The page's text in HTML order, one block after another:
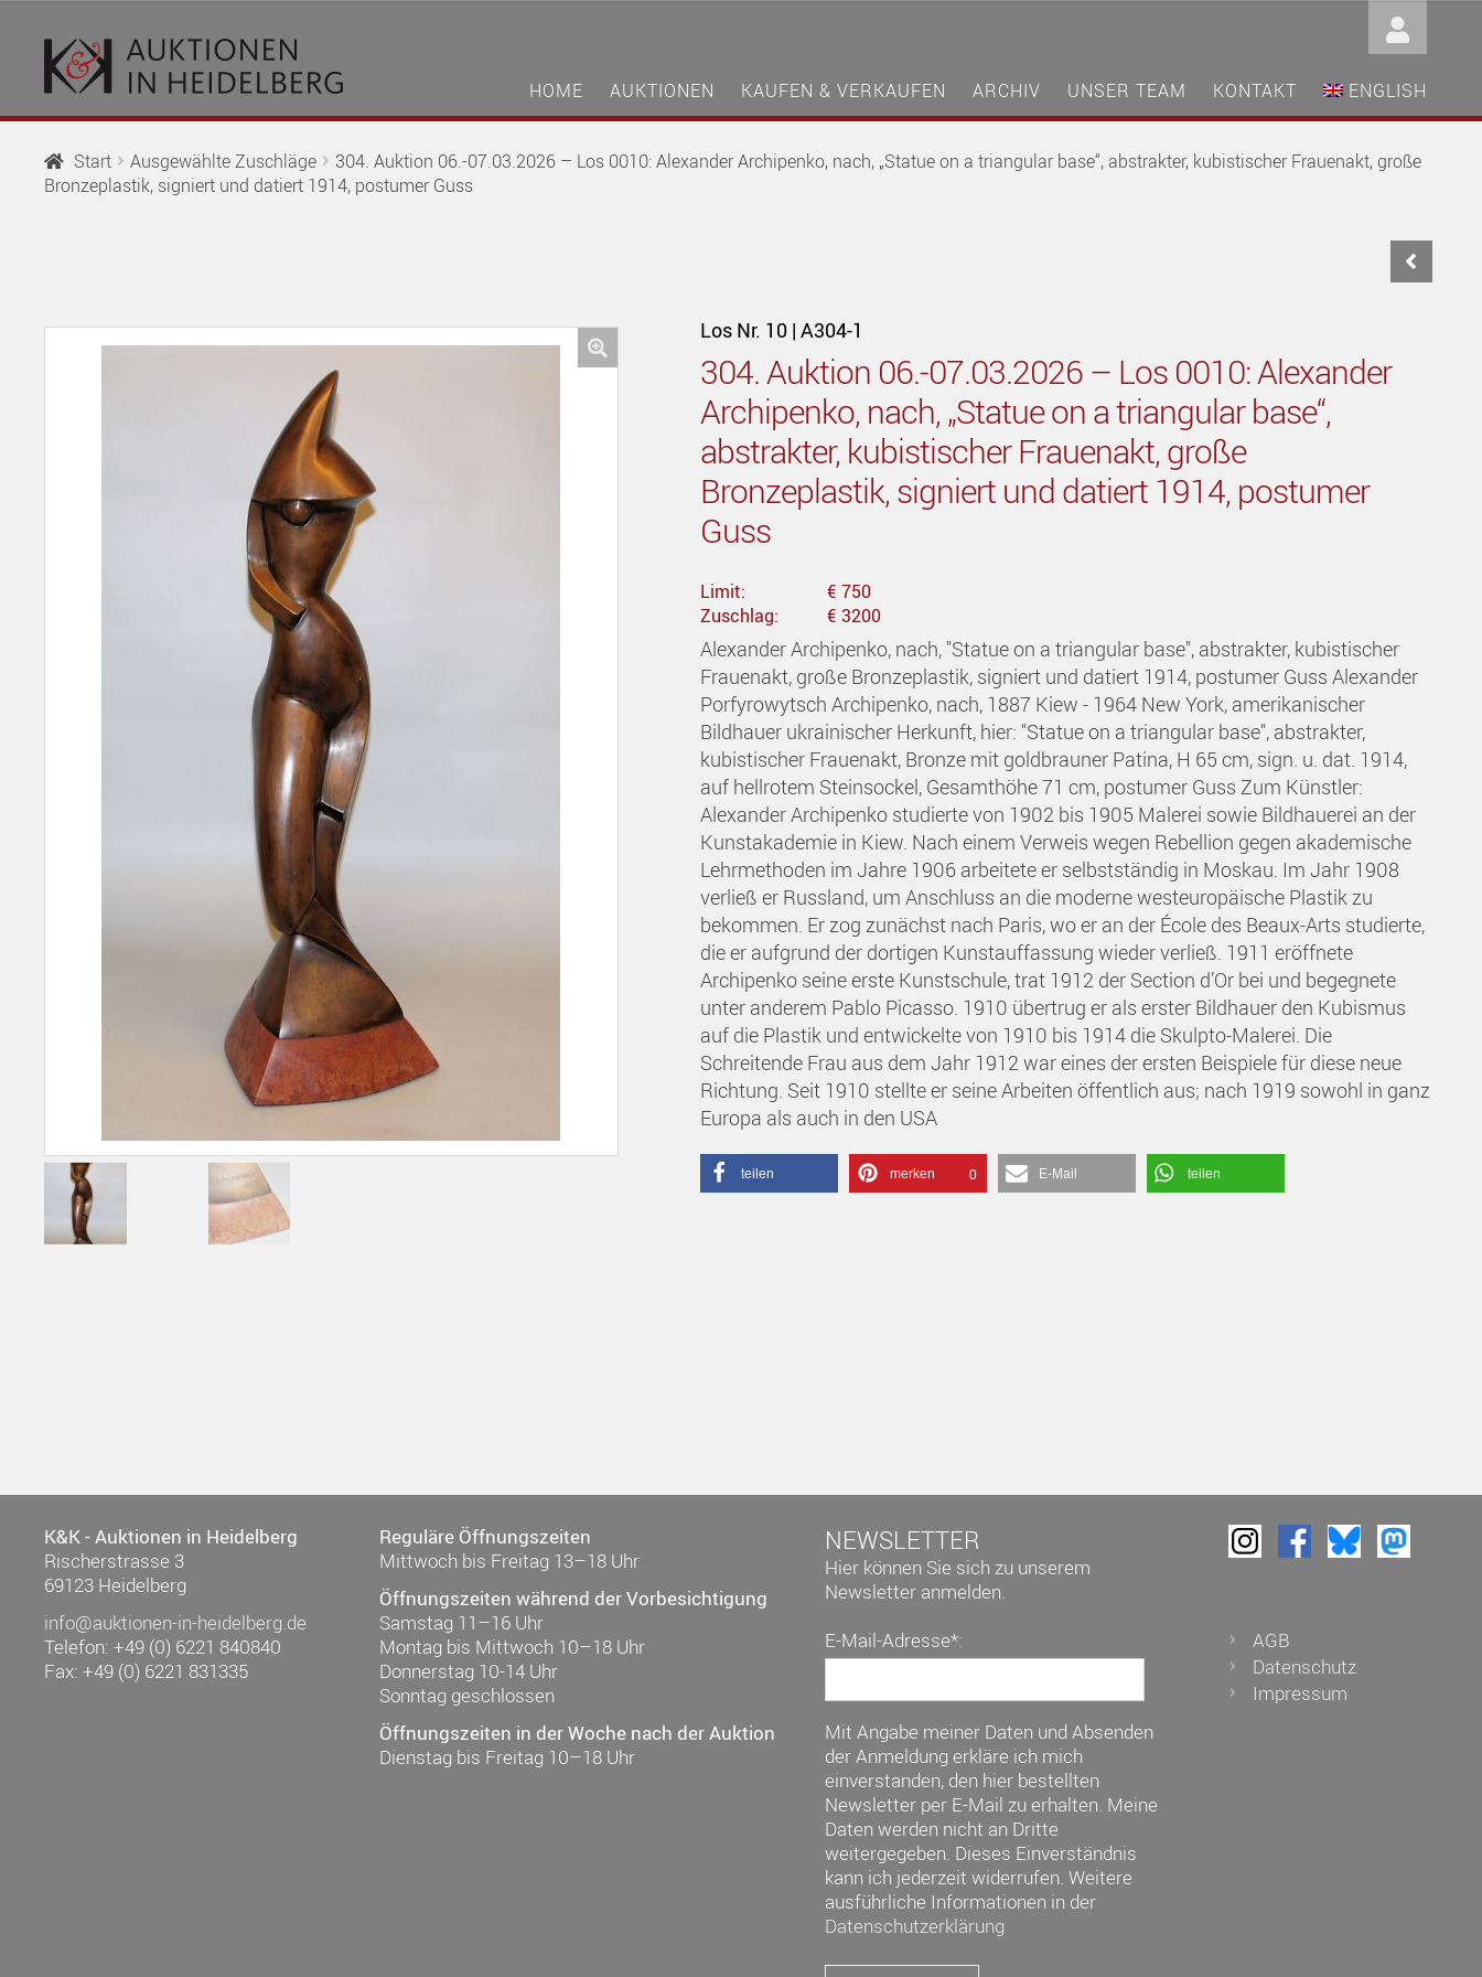
Navigation
springen
zum
Inhalt
HOME AUKTIONEN KAUFEN & VERKAUFEN ARCHIV UNSER TEAM KONTAKT ENGLISH
Start Ausgewählte Zuschläge
304. Auktion 06.-07.03.2026 – Los 0010: Alexander Archipenko, nach, „Statue on a triangular base“, abstrakter, kubistischer Frauenakt, große
Bronzeplastik, signiert und datiert 1914, postumer Guss
Los Nr. 10 | A304-1
304. Auktion 06.-07.03.2026 – Los 0010: Alexander
Archipenko, nach, „Statue on a triangular base“,
abstrakter, kubistischer Frauenakt, große
Bronzeplastik, signiert und datiert 1914, postumer
Guss
Limit:
€ 750
Zuschlag:
€ 3200
Alexander Archipenko, nach, "Statue on a triangular base", abstrakter, kubistischer
Frauenakt, große Bronzeplastik, signiert und datiert 1914, postumer Guss Alexander
Porfyrowytsch Archipenko, nach, 1887 Kiew - 1964 New York, amerikanischer
Bildhauer ukrainischer Herkunft, hier: "Statue on a triangular base", abstrakter,
kubistischer Frauenakt, Bronze mit goldbrauner Patina, H 65 cm, sign. u. dat. 1914,
auf hellrotem Steinsockel, Gesamthöhe 71 cm, postumer Guss Zum Künstler:
Alexander Archipenko studierte von 1902 bis 1905 Malerei sowie Bildhauerei an der
Kunstakademie in Kiew. Nach einem Verweis wegen Rebellion gegen akademische
Lehrmethoden im Jahre 1906 arbeitete er selbstständig in Moskau. Im Jahr 1908
verließ er Russland, um Anschluss an die moderne westeuropäische Plastik zu
bekommen. Er zog zunächst nach Paris, wo er an der École des Beaux-Arts studierte,
die er aufgrund der dortigen Kunstauffassung wieder verließ. 1911 eröffnete
Archipenko seine erste Kunstschule, trat 1912 der Section d’Or bei und begegnete
unter anderem Pablo Picasso. 1910 übertrug er als erster Bildhauer den Kubismus
auf die Plastik und entwickelte von 1910 bis 1914 die Skulpto-Malerei. Die
Schreitende Frau aus dem Jahr 1912 war eines der ersten Beispiele für diese neue
Richtung. Seit 1910 stellte er seine Arbeiten öffentlich aus; nach 1919 sowohl in ganz
Europa als auch in den USA
teilen merken 0 E-Mail teilen
K&K - Auktionen in Heidelberg
Rischerstrasse 3
69123 Heidelberg
info@auktionen-in-heidelberg.de
Telefon: +49 (0) 6221 840840
Fax: +49 (0) 6221 831335
Reguläre Öffnungszeiten
Mittwoch bis Freitag 13–18 Uhr
Öffnungszeiten während der Vorbesichtigung
Samstag 11–16 Uhr
Montag bis Mittwoch 10–18 Uhr
Donnerstag 10-14 Uhr
Sonntag geschlossen
Öffnungszeiten in der Woche nach der Auktion
Dienstag bis Freitag 10–18 Uhr
NEWSLETTER
Hier können Sie sich zu unserem
Newsletter anmelden.
E-Mail-Adresse*:
Mit Angabe meiner Daten und Absenden
der Anmeldung erkläre ich mich
einverstanden, den hier bestellten
Newsletter per E-Mail zu erhalten. Meine
Daten werden nicht an Dritte
weitergegeben. Dieses Einverständnis
kann ich jederzeit widerrufen. Weitere
ausführliche Informationen in der
Datenschutzerklärung
AGB
Datenschutz
Impressum